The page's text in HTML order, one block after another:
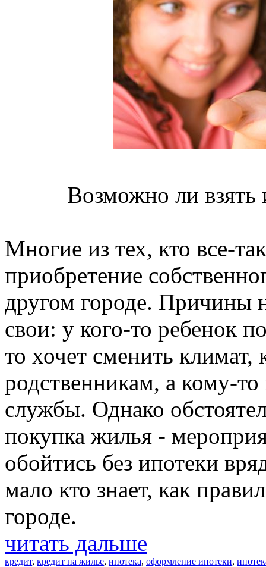
Возможно ли взять
Многие из тех, кто все-
приобретение
другом городе. Причины
свои: у кого-то ребенок
то хочет сменить климат,
родственникам, а кому-
службы. Однако
покупка жилья -
обойтись без ипотеки
мало кто знает, как
городе.
читать дальше
кредит, кредит на жилье, ипотека, оформление ипотеки,